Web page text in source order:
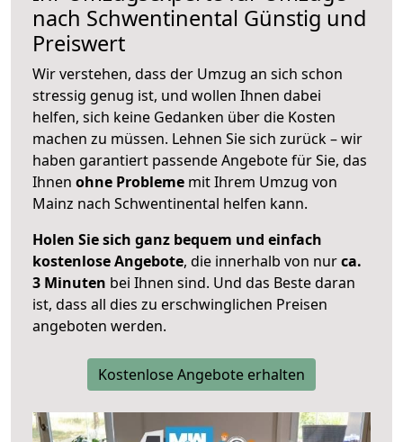
nach Schwentinental Günstig und
Preiswert
Wir verstehen, dass der Umzug an sich schon
stressig genug ist, und wollen Ihnen dabei
helfen, sich keine Gedanken über die Kosten
machen zu müssen. Lehnen Sie sich zurück – wir
haben garantiert passende Angebote für Sie, das
Ihnen ohne Probleme mit Ihrem Umzug von
Mainz nach Schwentinental helfen kann.
Holen Sie sich ganz bequem und einfach
kostenlose Angebote, die innerhalb von nurca.
3 Minuten bei Ihnen sind. Und das Beste daran
ist, dass all dies zu erschwinglichen Preisen
angeboten werden.
Kostenlose Angebote erhalten